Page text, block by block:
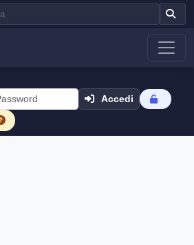
Accedi